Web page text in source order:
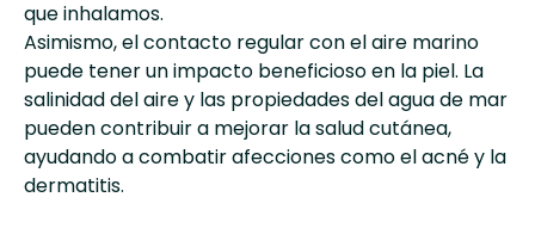
que inhalamos.
Asimismo, el contacto regular con el aire marino
puede tener un impacto beneficioso en la piel. La
salinidad del aire y las propiedades del agua de mar
pueden contribuir a mejorar la salud cutánea,
ayudando a combatir afecciones como el acné y la
dermatitis.